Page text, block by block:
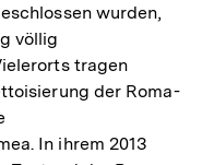
wurden,
völlig
tragen
der Roma-
In ihrem 2013